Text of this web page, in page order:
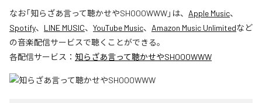
なお「知らざあ言って聴かせやSHOOOWWW」は、 Apple Music、
Spotify、 LINE MUSIC、 YouTube Music、 Amazon Music Unlimitedなど
の音楽配信サービスで聴くことができる。
各配信サービス： 知らざあ言って聴かせやSHOOOWWW